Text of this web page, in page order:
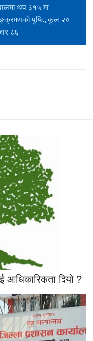
थप ३१५ मा
पुष्टि, कुल २०
८६
आधिकारिकता दियो ?